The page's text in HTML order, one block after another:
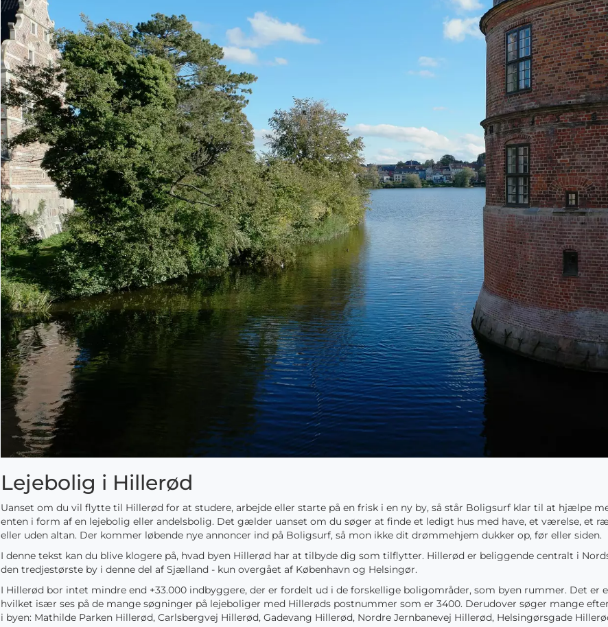
Lejebolig i Hillerød
Uanset om du vil flytte til Hillerød for at studere, arbejde eller starte på en frisk i en ny by, så står Boligsurf klar til at hjælpe
enten i form af en lejebolig eller andelsbolig. Det gælder uanset om du søger at finde et ledigt hus med have, et værelse, et
eller uden altan. Der kommer løbende nye annoncer ind på Boligsurf, så mon ikke dit drømmehjem dukker op, før eller siden.
I denne tekst kan du blive klogere på, hvad byen Hillerød har at tilbyde dig som tilflytter. Hillerød er beliggende centralt i
den tredjestørste by i denne del af Sjælland - kun overgået af København og Helsingør.
I Hillerød bor intet mindre end +33.000 indbyggere, der er fordelt ud i de forskellige boligområder, som byen rummer. Det
hvilket især ses på de mange søgninger på lejeboliger med Hillerøds postnummer som er 3400. Derudover søger mange
i byen: Mathilde Parken Hillerød, Carlsbergvej Hillerød, Gadevang Hillerød, Nordre Jernbanevej Hillerød, Helsingørsgade